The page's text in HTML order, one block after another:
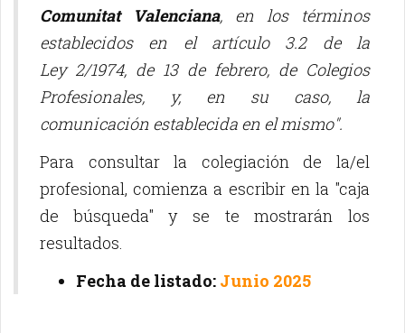
Comunitat Valenciana, en los términos
establecidos en el artículo 3.2 de la
Ley 2/1974, de 13 de febrero, de Colegios
Profesionales, y, en su caso, la
comunicación establecida en el mismo".
Para consultar la colegiación de la/el
profesional, comienza a escribir en la "caja
de búsqueda" y se te mostrarán los
resultados.
Fecha de listado: Junio 2025